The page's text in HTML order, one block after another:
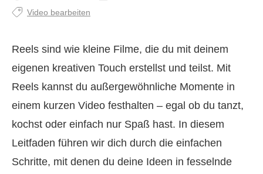
Video bearbeiten
Reels sind wie kleine Filme, die du mit deinem
eigenen kreativen Touch erstellst und teilst. Mit
Reels kannst du außergewöhnliche Momente in
einem kurzen Video festhalten – egal ob du tanzt,
kochst oder einfach nur Spaß hast. In diesem
Leitfaden führen wir dich durch die einfachen
Schritte, mit denen du deine Ideen in fesselnde